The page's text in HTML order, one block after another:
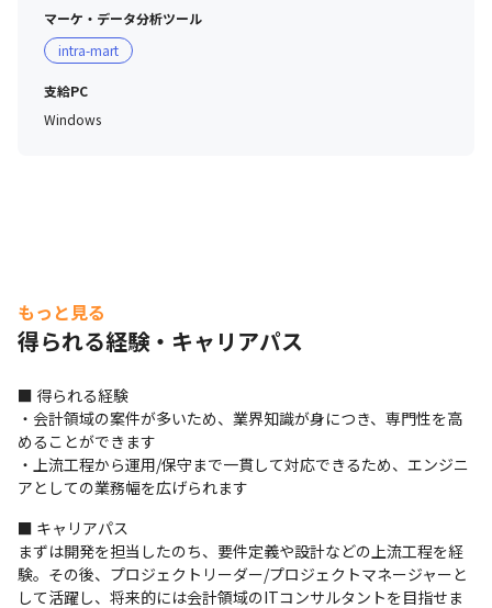
マーケ・データ分析ツール
intra-mart
支給PC
Windows
もっと見る
得られる経験・キャリアパス
■ 得られる経験
・会計領域の案件が多いため、業界知識が身につき、専門性を高
めることができます
・上流工程から運用/保守まで一貫して対応できるため、エンジニ
アとしての業務幅を広げられます
■ キャリアパス
まずは開発を担当したのち、要件定義や設計などの上流工程を経
験。その後、プロジェクトリーダー/プロジェクトマネージャーと
して活躍し、将来的には会計領域のITコンサルタントを目指せま